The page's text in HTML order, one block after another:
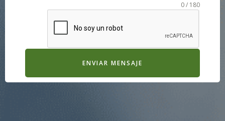
0 / 180
ENVIAR MENSAJE